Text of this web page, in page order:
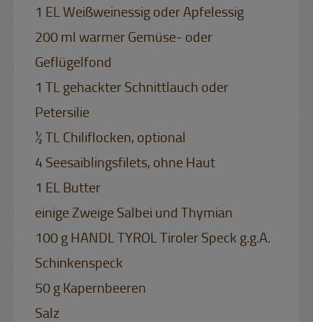
1 EL Weißweinessig oder Apfelessig
200 ml warmer Gemüse- oder
Geflügelfond
1 TL gehackter Schnittlauch oder
Petersilie
½ TL Chiliflocken, optional
4 Seesaiblingsfilets, ohne Haut
1 EL Butter
einige Zweige Salbei und Thymian
100 g HANDL TYROL Tiroler Speck g.g.A.
Schinkenspeck
50 g Kapernbeeren
Salz